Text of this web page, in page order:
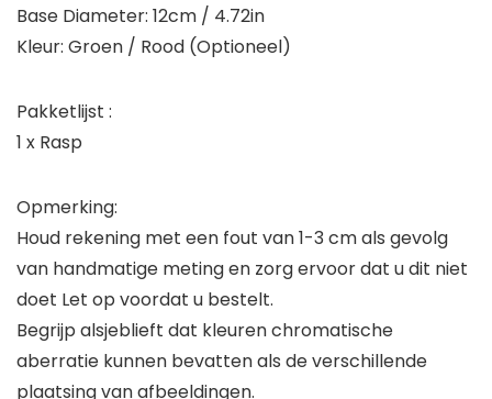
Base Diameter: 12cm / 4.72in
Kleur: Groen / Rood (Optioneel)
Pakketlijst :
1 x Rasp
Opmerking:
Houd rekening met een fout van 1-3 cm als gevolg
van handmatige meting en zorg ervoor dat u dit niet
doet Let op voordat u bestelt.
Begrijp alsjeblieft dat kleuren chromatische
aberratie kunnen bevatten als de verschillende
plaatsing van afbeeldingen.